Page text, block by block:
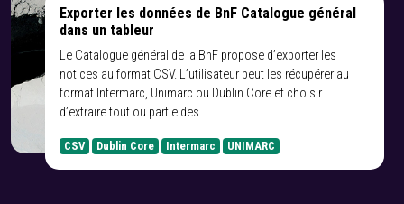
Exporter les données de BnF Catalogue général
dans un tableur
Le Catalogue général de la BnF propose d’exporter les
notices au format CSV. L’utilisateur peut les récupérer au
format Intermarc, Unimarc ou Dublin Core et choisir
d’extraire tout ou partie des…
CSV Dublin Core Intermarc UNIMARC